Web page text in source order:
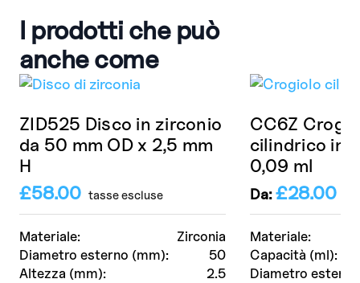
I prodotti che può
anche come
Materiale:
Zirconia
Diametro esterno (mm):
50
Altezza (mm):
2.5
ZID525 Disco in zirconio
da 50 mm OD x 2,5 mm
H
£58.00 tasse escluse
Materiale:
Capacità (ml):
Diametro
CC6Z
cilindrico in
0,09 ml
Da:£28.00